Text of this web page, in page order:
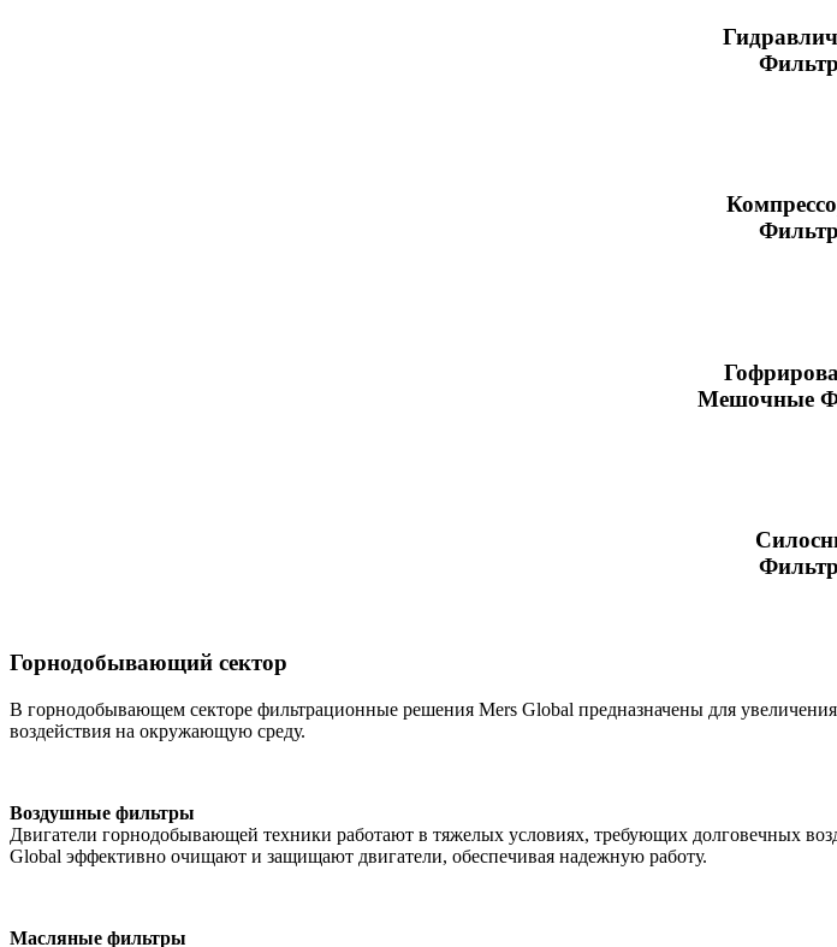
Мешочные
Горнодобывающий сектор
В горнодобывающем секторе фильтрационные решения Mers Global предназначены для
воздействия на окружающую среду.
Воздушные фильтры
Двигатели горнодобывающей техники работают в тяжелых условиях, требующих долговечных
Global эффективно очищают и защищают двигатели, обеспечивая надежную работу.
Масляные фильтры